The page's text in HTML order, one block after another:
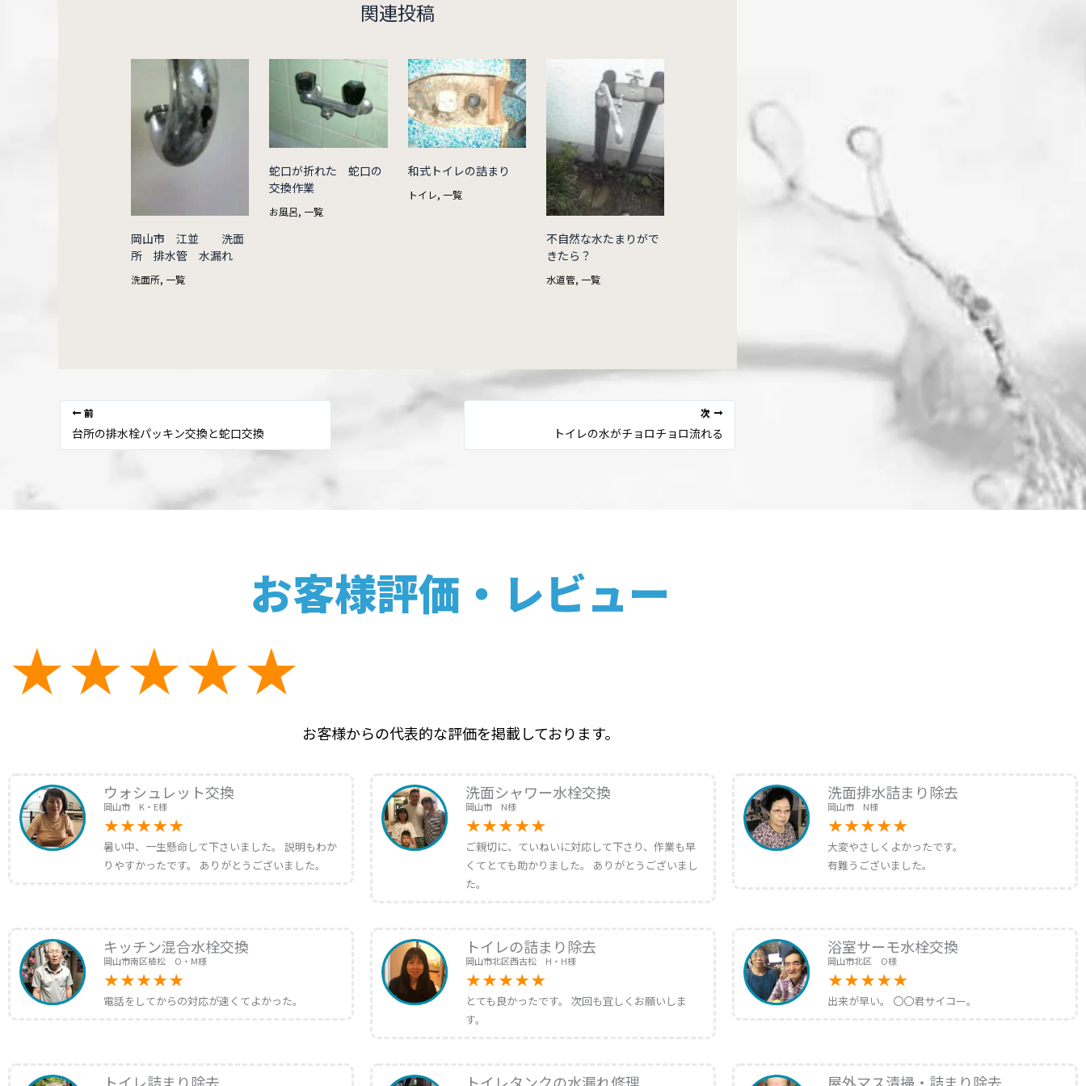
関連投稿
岡山市 江並 洗面
所 排水管 水漏れ
洗面所, 一覧
蛇口が折れた 蛇口の
交換作業
お風呂, 一覧
和式トイレの詰まり
トイレ, 一覧
不自然な水たまりがで
きたら？
水道管, 一覧
前
台所の排水栓パッキン交換と蛇口交換
次
トイレの水がチョロチョロ流れる
お客様評価・レビュー
お客様からの代表的な評価を掲載しております。
ウォシュレット交換
岡山市 K・E様
暑い中、一生懸命して下さいました。 説明もわか
りやすかったです。 ありがとうございました。
洗面シャワー水栓交換
岡山市 N様
ご親切に、ていねいに対応して下さり、作業も早
くてとても助かりました。 ありがとうございまし
た。
洗面排水詰まり除去
岡山市 N様
大変やさしくよかったです。
有難うございました。
キッチン混合水栓交換
岡山市南区植松 O・M様
電話をしてからの対応が速くてよかった。
トイレの詰まり除去
岡山市北区西古松 H・H様
とても良かったです。 次回も宜しくお願いしま
す。
浴室サーモ水栓交換
岡山市北区 O様
出来が早い。 〇〇君サイコー。
トイレ詰まり除去 トイレタンクの水漏れ修理 屋外マス清掃・詰まり除去